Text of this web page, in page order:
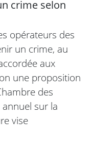
crime selon
opérateurs des
un crime, au
aux
une proposition
des
sur la
vise